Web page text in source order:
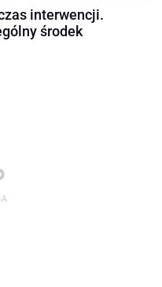
interwencji.
środek